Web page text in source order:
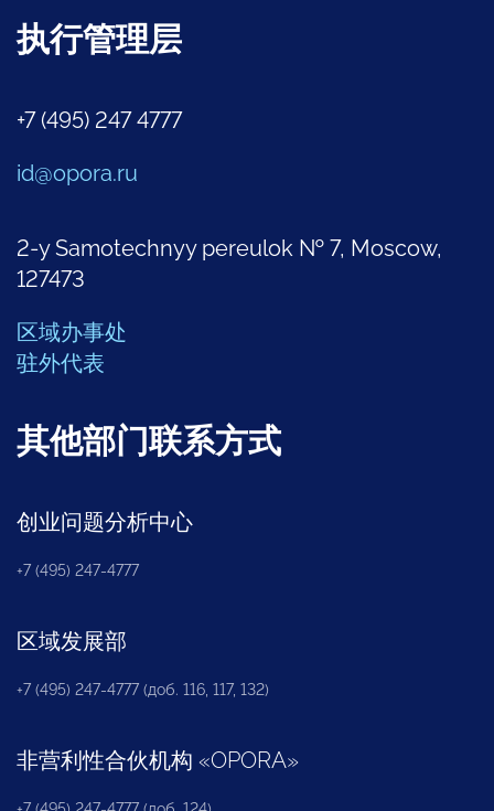
执行管理层
+7 (495) 247 4777
id@opora.ru
2-y Samotechnyy pereulok № 7, Moscow,
127473
区域办事处
驻外代表
其他部门联系方式
创业问题分析中心
+7 (495) 247-4777
区域发展部
+7 (495) 247-4777 (доб. 116, 117, 132)
非营利性合伙机构 «OPORA»